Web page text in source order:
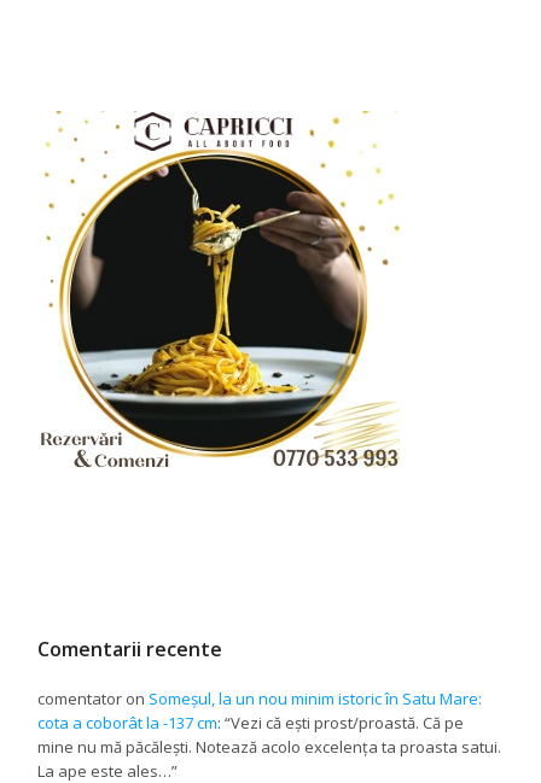
Comentarii recente
comentator on Someșul, la un nou minim istoric în Satu Mare:
cota a coborât la -137 cm: “Vezi că ești prost/proastă. Că pe
mine nu mă păcălești. Notează acolo excelența ta proasta satui.
La ape este ales…”